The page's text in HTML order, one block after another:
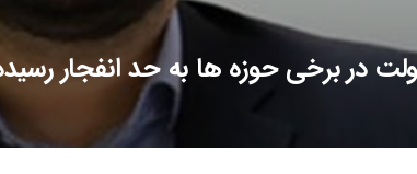
در برخی حوزه ها به حد انفجار